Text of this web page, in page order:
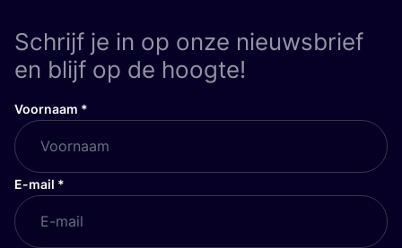
Schrijf je in op onze nieuwsbrief
en blijf op de hoogte!
Voornaam *
E-mail *